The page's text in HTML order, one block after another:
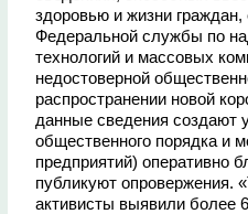
здоровью и жизни
Федеральной службы по
технологий и массовых
недостоверной
распространении новой
данные сведения создают
общественного порядка и
предприятий)
публикуют опровержения.
активисты выявили более